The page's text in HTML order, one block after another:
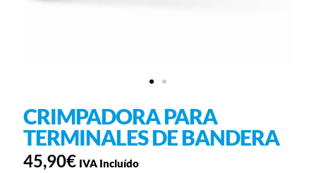
CRIMPADORA PARA
TERMINALES DE BANDERA
45,90€ IVA Incluído